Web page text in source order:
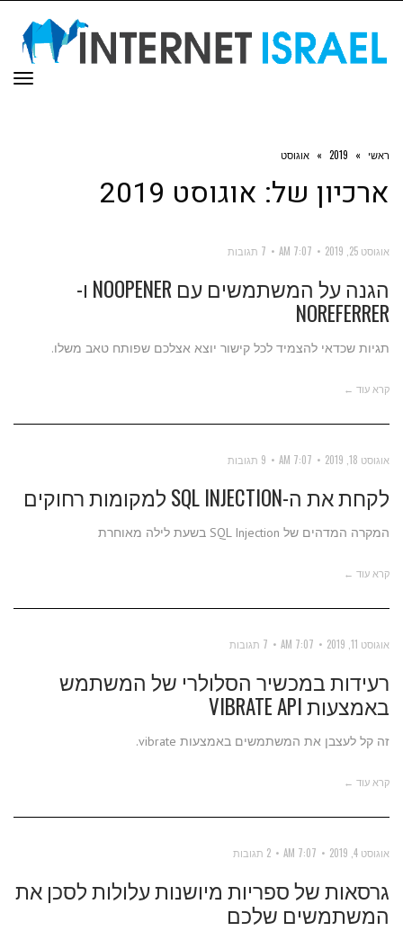
ראשי »
2019
» אוגוסט
ארכיון של: אוגוסט 2019
אוגוסט 25, 2019 7:07 AM 7 תגובות
הגנה על המשתמשים עם NOOPENER ו-
NOREFERRER
תגיות שכדאי להצמיד לכל קישור יוצא אצלכם שפותח טאב משלו.
קרא עוד ←
אוגוסט 18, 2019 7:07 AM 9 תגובות
לקחת את ה-SQL INJECTION למקומות רחוקים
המקרה המדהים של SQL Injection בשעת לילה מאוחרת
קרא עוד ←
אוגוסט 11, 2019 7:07 AM 7 תגובות
רעידות במכשיר הסלולרי של המשתמש
באמצעות VIBRATE API
זה קל לעצבן את המשתמשים באמצעות vibrate.
קרא עוד ←
אוגוסט 4, 2019 7:07 AM 2 תגובות
גרסאות של ספריות מיושנות עלולות לסכן את
המשתמשים שלכם